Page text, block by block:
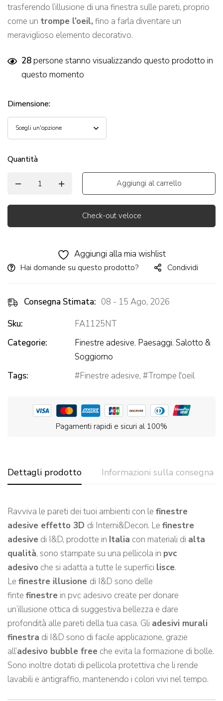
trasferendo l’illusione di una finestra sulle pareti, proprio
come un trompe l’oeil, fino a farla diventare un
meraviglioso elemento decorativo.
28persone stanno visualizzando questo prodotto in
questo momento
Dimensione:
Quantità
Aggiungi al carrello
Check-out veloce
Aggiungi alla mia wishlist
Hai domande su questo prodotto? Condividi
Consegna Stimata: 08 - 15 Ago, 2026
Sku:
FA1125NT
Categorie:
Finestre adesive, Paesaggi, Salotto &
Soggiorno
Tags:
Finestre adesive, Trompe l'oeil
Pagamenti rapidi e sicuri al 100%
Dettagli prodotto Informazioni sulla consegna
Ravviva le pareti dei tuoi ambienti con le finestre
adesive effetto 3D di Interni&Decori. Le finestre
adesive di I&D, prodotte in Italia con materiali di alta
qualità, sono stampate su una pellicola in pvc
adesivo che si adatta a tutte le superfici lisce.
Le finestre illusione di I&D sono delle
finte finestre in pvc adesivo create per donare
un’illusione ottica di suggestiva bellezza e dare
profondità alle pareti della tua casa. Gli adesivi murali
finestra di I&D sono di facile applicazione, grazie
all’adesivo bubble free che evita la formazione di bolle.
Sono inoltre dotati di pellicola protettiva che li rende
lavabili e antigraffio, mantenendo i colori vivi nel tempo.